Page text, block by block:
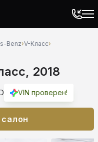
Benz›V-Класс›
2018
VIN проверен!